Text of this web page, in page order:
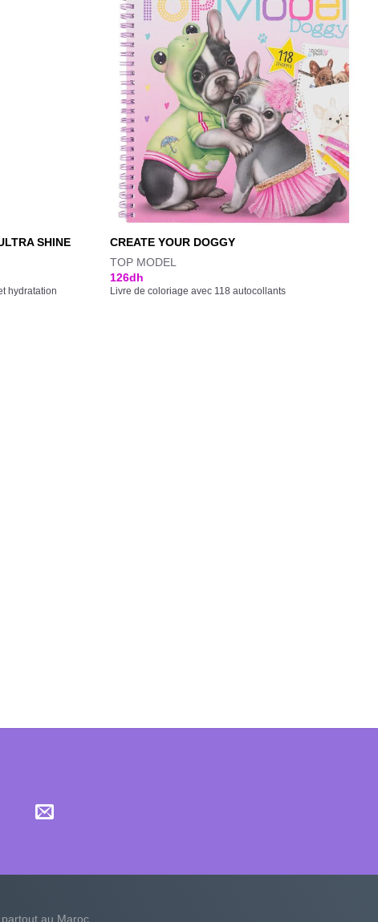
SHINE
hydratation
CREATE YOUR DOGGY
TOP MODEL
126dh
Livre de coloriage avec 118 autocollants
au Maroc.